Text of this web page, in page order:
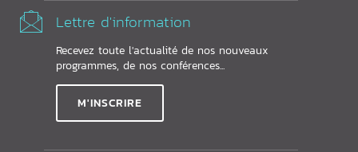
Lettre d'information
Recevez toute l'actualité de nos nouveaux
programmes, de nos conférences...
M'INSCRIRE